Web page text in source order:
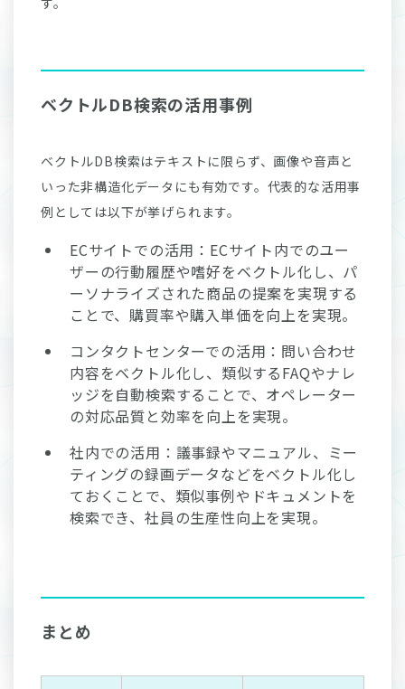
ベクトルDB検索の活用事例
ベクトルDB検索はテキストに限らず、画像や音声と
いった非構造化データにも有効です。代表的な活用事
例としては以下が挙げられます。
ECサイトでの活用：ECサイト内でのユー
ザーの行動履歴や嗜好をベクトル化し、パ
ーソナライズされた商品の提案を実現する
ことで、購買率や購入単価を向上を実現。
コンタクトセンターでの活用：問い合わせ
内容をベクトル化し、類似するFAQやナレ
ッジを自動検索することで、オペレーター
の対応品質と効率を向上を実現。
社内での活用：議事録やマニュアル、ミー
ティングの録画データなどをベクトル化し
ておくことで、類似事例やドキュメントを
検索でき、社員の生産性向上を実現。
まとめ